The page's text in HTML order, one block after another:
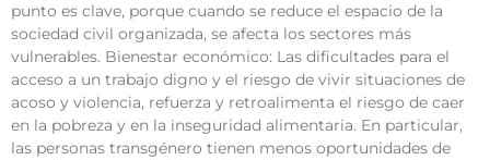
punto es clave, porque cuando se reduce el espacio de la
sociedad civil organizada, se afecta los sectores más
vulnerables. Bienestar económico: Las dificultades para el
acceso a un trabajo digno y el riesgo de vivir situaciones de
acoso y violencia, refuerza y retroalimenta el riesgo de caer
en la pobreza y en la inseguridad alimentaria. En particular,
las personas transgénero tienen menos oportunidades de